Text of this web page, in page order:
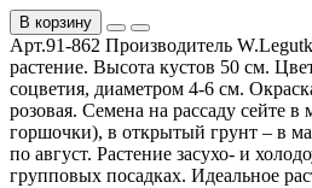
В корзину
Арт.91-862 Производитель
растение. Высота кустов 50 см.
соцветия, диаметром 4-6 см.
розовая. Семена на рассаду сейте в
горшочки), в открытый грунт – в
по август. Растение засухо- и
групповых посадках. Идеальное